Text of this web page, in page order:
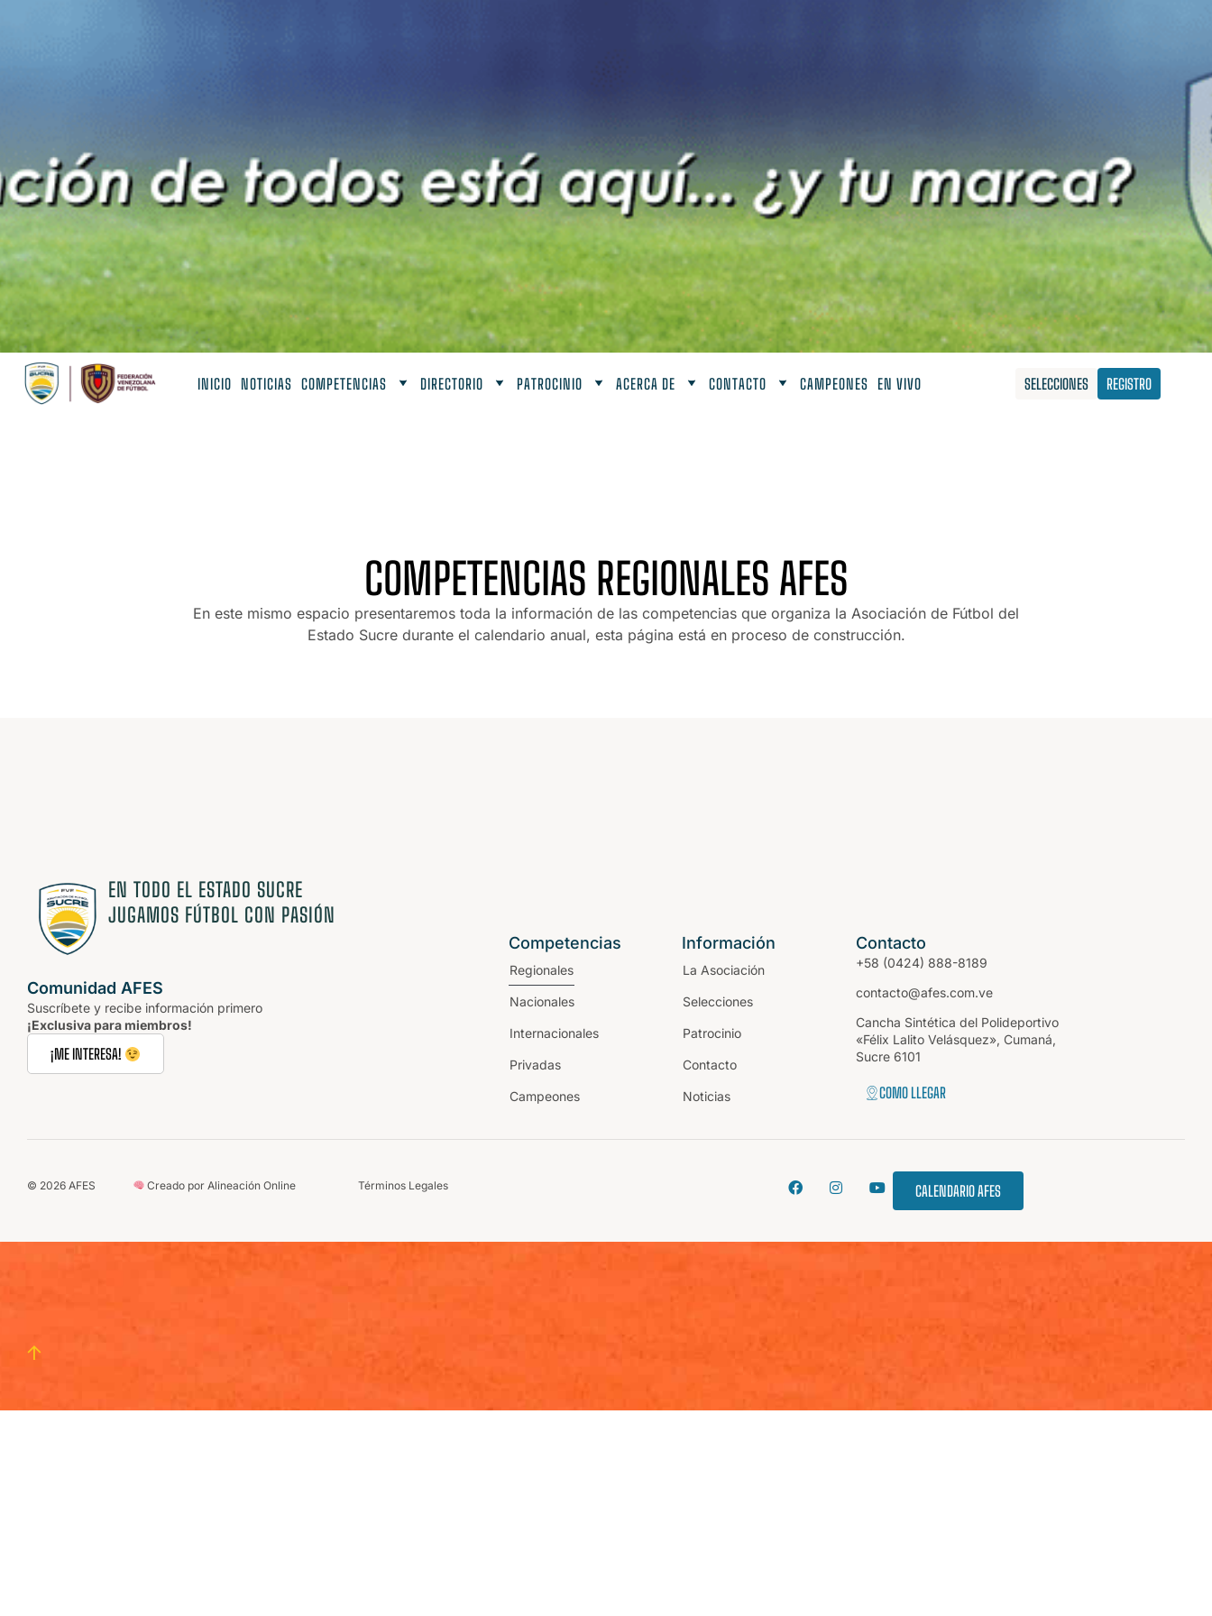
INICIO NOTICIAS COMPETENCIAS DIRECTORIO PATROCINIO ACERCA DE CONTACTO CAMPEONES EN VIVO SELECCIONES REGISTRO
COMPETENCIAS REGIONALES AFES
En este mismo espacio presentaremos toda la información de las competencias que organiza la Asociación de Fútbol del
Estado Sucre durante el calendario anual, esta página está en proceso de construcción.
EN TODO EL ESTADO SUCRE
JUGAMOS FÚTBOL CON PASIÓN
Comunidad AFES
Suscríbete y recibe información primero
¡Exclusiva para miembros!
¡ME INTERESA!
Competencias
Regionales
Nacionales
Internacionales
Privadas
Campeones
Información
La Asociación
Selecciones
Patrocinio
Contacto
Noticias
Contacto
+58 (0424) 888-8189
contacto@afes.com.ve
Cancha Sintética del Polideportivo
«Félix Lalito Velásquez», Cumaná,
Sucre 6101
COMO LLEGAR
© 2026 AFES Creado por Alineación Online Términos Legales CALENDARIO AFES